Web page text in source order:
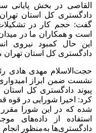
القاصی در بخش پایانی
دادگستری کل استان
گفت: حجم کار در
است و همکاران ما در
این حال کمبود نیروی
دادگستری کل استان
حجت‌الاسلام مهدی هادی
نشست ضمن ابراز
پیوند دادگستری کل
کرد: اخیرا شورایی در قوه
شده که در این شورا
استفاده از داده‌های
دادگستری‌ها به‌منظور